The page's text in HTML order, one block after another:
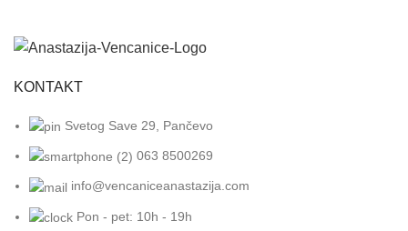
KONTAKT
Svetog Save 29, Pančevo
063 8500269
info@vencaniceanastazija.com
Pon - pet: 10h - 19h